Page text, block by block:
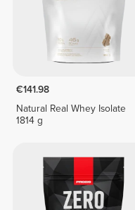
€141.98
Natural Real Whey Isolate
1814 g